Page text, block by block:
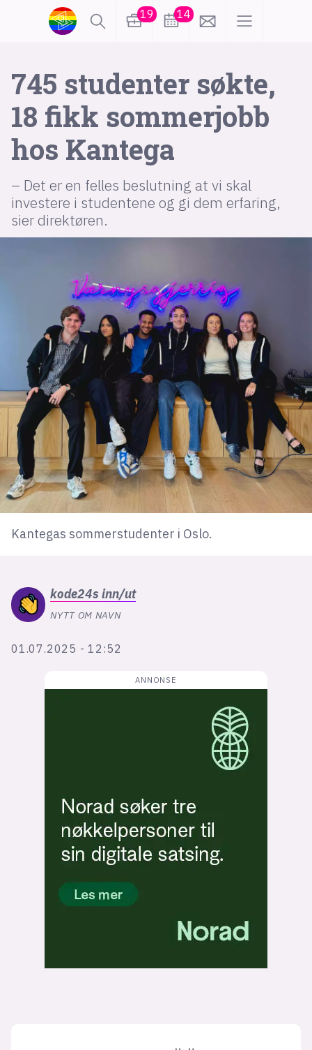
19 14
745 studenter søkte,
18 fikk sommerjobb
hos Kantega
– Det er en felles beslutning at vi skal
investere i studentene og gi dem erfaring,
sier direktøren.
Kantegas sommerstudenter i Oslo.
kode24s inn/ut
NYTT OM NAVN
01.07.2025 - 12:52
lønn
KI
karriere
meninger
utdanning sikkerhet
frontend
backend
apputvikling
devops
IoT
design
hobby
lys modus
mørk modus
nyhetsbrev
kode24-klubben
LinkedIn
Bluesky
Facebook
annonseguide
suksesshistorier